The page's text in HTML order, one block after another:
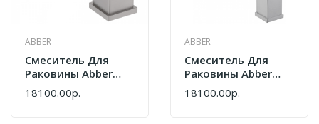
ABBER
Смеситель Для
Раковины Abber
Daheim AF8210SP
Сатин
18100.00р.
ABBER
Смеситель Для
Раковины Abber
Daheim AF8211
Хром
18100.00р.